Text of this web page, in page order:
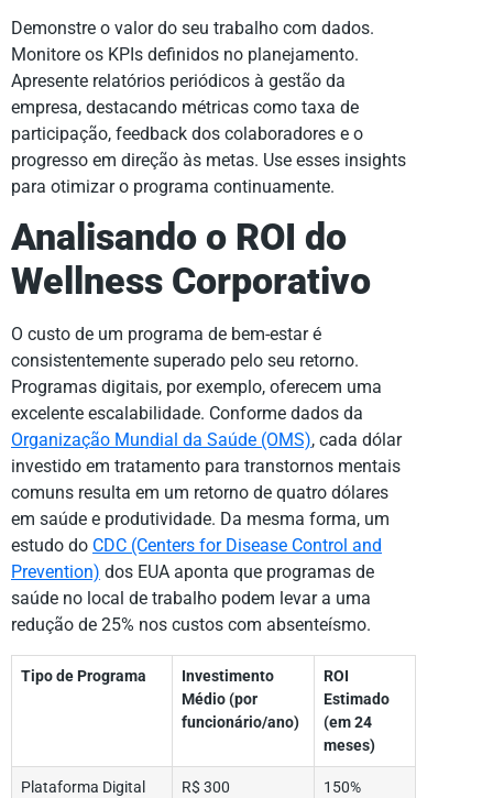
Demonstre o valor do seu trabalho com dados.
Monitore os KPIs definidos no planejamento.
Apresente relatórios periódicos à gestão da
empresa, destacando métricas como taxa de
participação, feedback dos colaboradores e o
progresso em direção às metas. Use esses insights
para otimizar o programa continuamente.
Analisando o ROI do
Wellness Corporativo
O custo de um programa de bem-estar é
consistentemente superado pelo seu retorno.
Programas digitais, por exemplo, oferecem uma
excelente escalabilidade. Conforme dados da
Organização Mundial da Saúde (OMS), cada dólar
investido em tratamento para transtornos mentais
comuns resulta em um retorno de quatro dólares
em saúde e produtividade. Da mesma forma, um
estudo do CDC (Centers for Disease Control and
Prevention) dos EUA aponta que programas de
saúde no local de trabalho podem levar a uma
redução de 25% nos custos com absenteísmo.
Tipo de Programa
Investimento
Médio (por
funcionário/ano)
ROI
Estimado
(em 24
meses)
Plataforma Digital
R$ 300 150%